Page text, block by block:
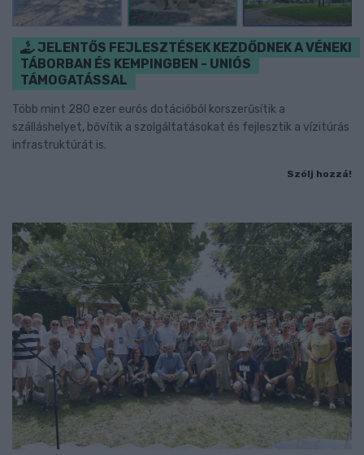
JELENTŐS FEJLESZTÉSEK KEZDŐDNEK A VÉNEKI
TÁBORBAN ÉS KEMPINGBEN - UNIÓS
TÁMOGATÁSSAL
Több mint 280 ezer eurós dotációból korszerűsítik a
szálláshelyet, bővítik a szolgáltatásokat és fejlesztik a vízitúrás
infrastruktúrát is.
Szólj hozzá!